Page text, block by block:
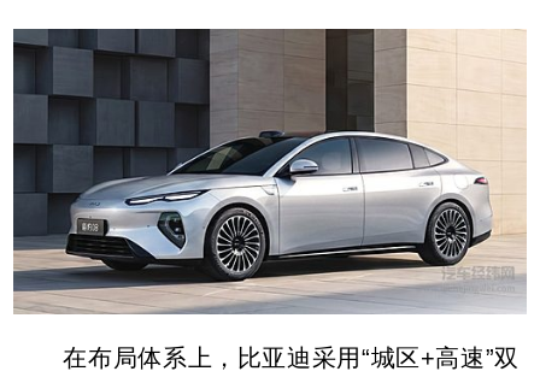
在布局体系上，比亚迪采用“城区+高速”双